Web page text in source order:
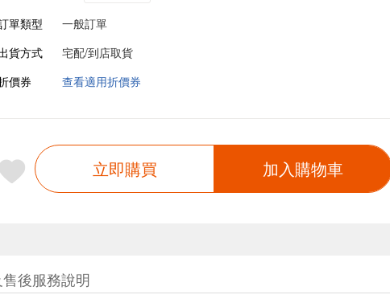
單類型
一般訂單
貨方式
宅配/到店取貨
價券
查看適用折價券
立即購買 加入購物車
後服務說明